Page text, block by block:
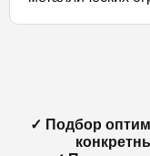
✓ Подбор